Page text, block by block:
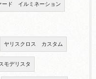
ード イルミネーション
ヤリスクロス カスタム
モデリスタ